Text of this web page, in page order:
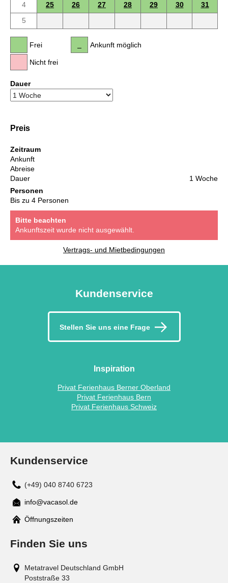
4
25 26 27 28 29 30
31
5
Frei
Nicht frei
Ankunft möglich
Dauer
Preis
Zeitraum
Ankunft
Abreise
Dauer
1 Woche
Personen
Bis zu 4 Personen
Bitte beachten
Ankunftszeit wurde nicht ausgewählt.
Vertrags- und Mietbedingungen
Kundenservice
Stellen Sie uns eine Frage
Inspiration
Privat Ferienhaus Berner Oberland
Privat Ferienhaus Bern
Privat Ferienhaus Schweiz
Kundenservice
(+49) 040 8740 6723
Mail
info@vacasol.de
Öffnungszeiten
Finden Sie uns
Metatravel Deutschland GmbH
Poststraße 33